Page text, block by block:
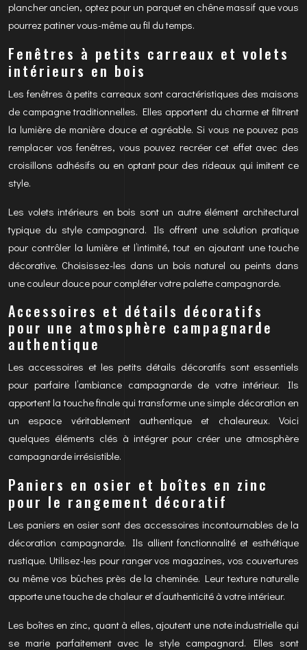
plancher ancien, optez pour un parquet en chêne massif que vous
pourrez patiner vous-même au fil du temps.
Fenêtres à petits carreaux et volets
intérieurs en bois
Les fenêtres à petits carreaux sont caractéristiques des maisons
de campagne traditionnelles. Elles apportent du charme et filtrent
la lumière de manière douce et agréable. Si vous ne pouvez pas
remplacer vos fenêtres, vous pouvez recréer cet effet avec des
croisillons adhésifs ou en optant pour des rideaux qui imitent ce
style.
Les volets intérieurs en bois sont un autre élément architectural
typique du style campagnard. Ils offrent une solution pratique
pour contrôler la lumière et l’intimité, tout en ajoutant une touche
décorative. Choisissez-les dans un bois naturel ou peints dans
une couleur douce pour compléter votre palette campagnarde.
Accessoires et détails décoratifs
pour une atmosphère campagnarde
authentique
Les accessoires et les petits détails décoratifs sont essentiels
pour parfaire l’ambiance campagnarde de votre intérieur. Ils
apportent la touche finale qui transforme une simple décoration en
un espace véritablement authentique et chaleureux. Voici
quelques éléments clés à intégrer pour créer une atmosphère
campagnarde irrésistible.
Paniers en osier et boîtes en zinc
pour le rangement décoratif
Les paniers en osier sont des accessoires incontournables de la
décoration campagnarde. Ils allient fonctionnalité et esthétique
rustique. Utilisez-les pour ranger vos magazines, vos couvertures
ou même vos bûches près de la cheminée. Leur texture naturelle
apporte une touche de chaleur et d’authenticité à votre intérieur.
Les boîtes en zinc, quant à elles, ajoutent une note industrielle qui
se marie parfaitement avec le style campagnard. Elles sont